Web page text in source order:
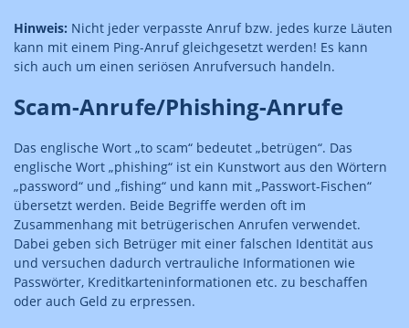
Hinweis: Nicht jeder verpasste Anruf bzw. jedes kurze Läuten
kann mit einem Ping-Anruf gleichgesetzt werden! Es kann
sich auch um einen seriösen Anrufversuch handeln.
Scam-Anrufe/Phishing-Anrufe
Das englische Wort „to scam“ bedeutet „betrügen“. Das
englische Wort „phishing“ ist ein Kunstwort aus den Wörtern
„password“ und „fishing“ und kann mit „Passwort-Fischen“
übersetzt werden. Beide Begriffe werden oft im
Zusammenhang mit betrügerischen Anrufen verwendet.
Dabei geben sich Betrüger mit einer falschen Identität aus
und versuchen dadurch vertrauliche Informationen wie
Passwörter, Kreditkarteninformationen etc. zu beschaffen
oder auch Geld zu erpressen.